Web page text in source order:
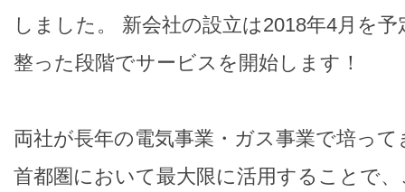
しました。 新会社の設立は2018年4月を
整った段階でサービスを開始します！
両社が長年の電気事業・ガス事業で培っ
首都圏において最大限に活用することで